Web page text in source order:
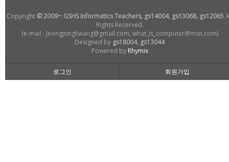
Copyright © 2009~ GSHS Informatics Teachers, gs14004, gs13068, gs12065
Rights Reserved.
(e-mail : Jeongjongkwang@gmail.com, what_is_computer@msn.com)
Designed by gs18004, gs13044
Powered by Rhymix
로그인 회원가입